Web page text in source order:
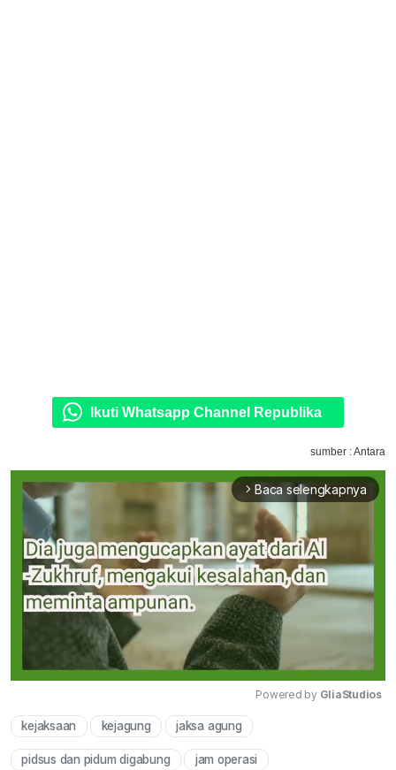
Ikuti Whatsapp Channel Republika
sumber : Antara
arrow_forward_ios Baca selengkapnya
Powered by GliaStudios
kejaksaan kejagung jaksa agung
pidsus dan pidum digabung jam operasi